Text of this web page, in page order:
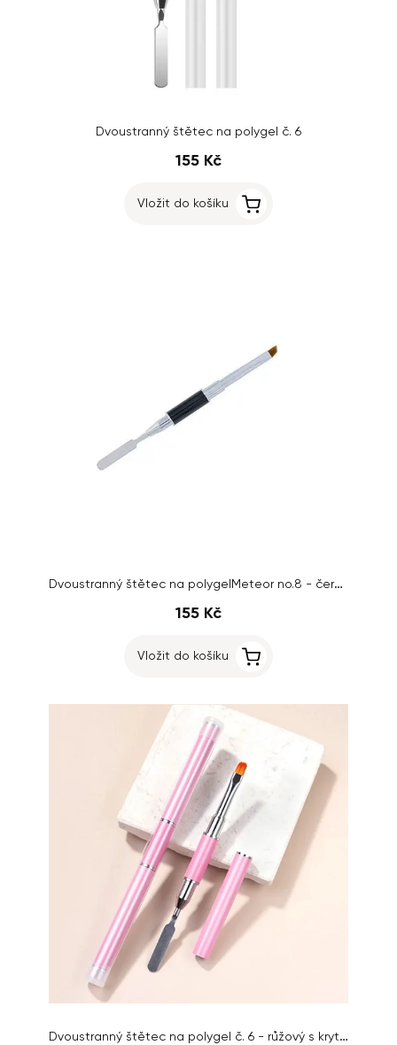
Dvoustranný štětec na polygel č. 6
155 Kč
Vložit do košíku
Dvoustranný štětec na polygelMeteor no.8 - černý s krytem
155 Kč
Vložit do košíku
Dvoustranný štětec na polygel č. 6 - růžový s krytem